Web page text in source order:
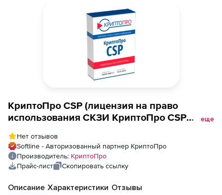
КриптоПро CSP (лицензия на право
использования СКЗИ КриптоПро CSP
(годовая)
еще
Нет отзывов
Softline - Авторизованный партнер КриптоПро
Производитель: КриптоПро
Прайс-лист
Скопировать ссылку
Описание Характеристики Отзывы